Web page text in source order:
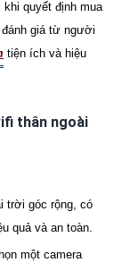
quyết định mua
giá từ người
tiện ích và hiệu
thân ngoài
trời góc rộng, có
quả và an toàn.
một camera